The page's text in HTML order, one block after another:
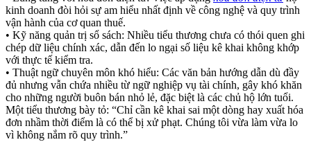
kinh doanh đòi hỏi sự am hiểu nhất định về công nghệ và quy trình
vận hành của cơ quan thuế.
• Kỹ năng quản trị sổ sách: Nhiều tiểu thương chưa có thói quen ghi
chép dữ liệu chính xác, dẫn đến lo ngại số liệu kê khai không khớp
với thực tế kiểm tra.
• Thuật ngữ chuyên môn khó hiểu: Các văn bản hướng dẫn dù đầy
đủ nhưng vẫn chứa nhiều từ ngữ nghiệp vụ tài chính, gây khó khăn
cho những người buôn bán nhỏ lẻ, đặc biệt là các chủ hộ lớn tuổi.
Một tiểu thương bày tỏ: “Chỉ cần kê khai sai một dòng hay xuất hóa
đơn nhầm thời điểm là có thể bị xử phạt. Chúng tôi vừa làm vừa lo
vì không nắm rõ quy trình.”